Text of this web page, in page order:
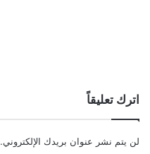
اترك تعليقاً
لن يتم نشر عنوان بريدك الإلكتروني.